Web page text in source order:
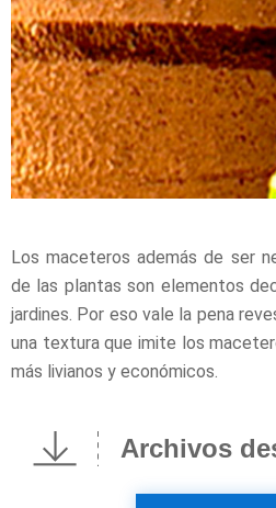
Los maceteros además de ser
de las plantas son elementos
jardines. Por eso vale la pena
una textura que imite los
más livianos y económicos.
Archivos